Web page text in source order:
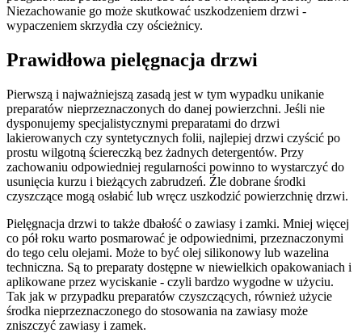
Niezachowanie go może skutkować uszkodzeniem drzwi -
wypaczeniem skrzydła czy ościeżnicy.
Prawidłowa pielęgnacja drzwi
Pierwszą i najważniejszą zasadą jest w tym wypadku unikanie
preparatów nieprzeznaczonych do danej powierzchni. Jeśli nie
dysponujemy specjalistycznymi preparatami do drzwi
lakierowanych czy syntetycznych folii, najlepiej drzwi czyścić po
prostu wilgotną ściereczką bez żadnych detergentów. Przy
zachowaniu odpowiedniej regularności powinno to wystarczyć do
usunięcia kurzu i bieżących zabrudzeń. Źle dobrane środki
czyszczące mogą osłabić lub wręcz uszkodzić powierzchnię drzwi.
Pielęgnacja drzwi to także dbałość o zawiasy i zamki. Mniej więcej
co pół roku warto posmarować je odpowiednimi, przeznaczonymi
do tego celu olejami. Może to być olej silikonowy lub wazelina
techniczna. Są to preparaty dostępne w niewielkich opakowaniach i
aplikowane przez wyciskanie - czyli bardzo wygodne w użyciu.
Tak jak w przypadku preparatów czyszczących, również użycie
środka nieprzeznaczonego do stosowania na zawiasy może
zniszczyć zawiasy i zamek.